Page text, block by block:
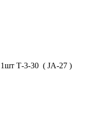
1шт Т-3-30 ( JA-27 )